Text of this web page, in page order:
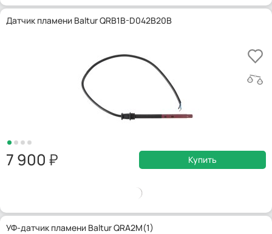
Датчик пламени Baltur QRB1B-D042B20B
7 900 Купить
УФ-датчик пламени Baltur QRA2M(1)